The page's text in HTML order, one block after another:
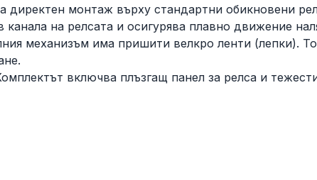
монтаж върху стандартни обикновени
на релсата и осигурява плавно движение
механизъм има пришити велкро ленти (лепки).
включва плъзгащ панел за релса и